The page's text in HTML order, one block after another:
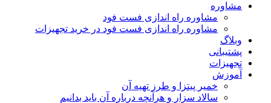
مشاوره
مشاوره راه اندازی فست فود
مشاوره راه اندازی فست فود در خرید تجهیزات
وبلاگ
پشتیبانی
تجهیزات
آموزش
خمیر پیتزا و طرز تهیه آن
سالاد سزار و هرآنچه درباره آن باید بدانیم